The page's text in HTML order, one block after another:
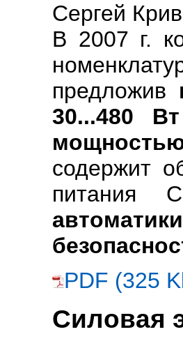
Сергей
В 2007 г.
предложив
30...480 Вт
содержит
питания
PDF (325
Силовая